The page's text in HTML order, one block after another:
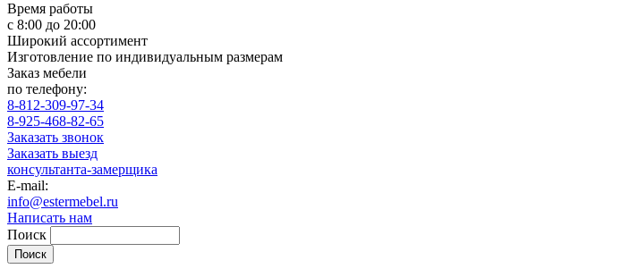
Время работы
с 8:00 до 20:00
Широкий ассортимент
Изготовление по индивидуальным размерам
Заказ мебели
по телефону:
8-812-309-97-34
8-925-468-82-65
Заказать звонок
Заказать выезд
консультанта-замерщика
E-mail:
info@estermebel.ru
Написать нам
Поиск